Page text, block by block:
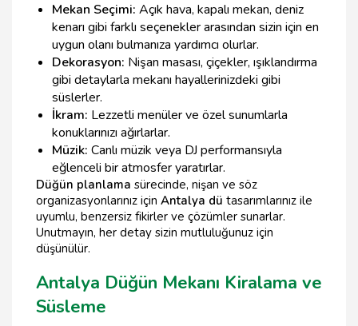
Mekan Seçimi: Açık hava, kapalı mekan, deniz
kenarı gibi farklı seçenekler arasından sizin için en
uygun olanı bulmanıza yardımcı olurlar.
Dekorasyon: Nişan masası, çiçekler, ışıklandırma
gibi detaylarla mekanı hayallerinizdeki gibi
süslerler.
İkram: Lezzetli menüler ve özel sunumlarla
konuklarınızı ağırlarlar.
Müzik: Canlı müzik veya DJ performansıyla
eğlenceli bir atmosfer yaratırlar.
Düğün planlama sürecinde, nişan ve söz
organizasyonlarınız için Antalya dü tasarımlarınız ile
uyumlu, benzersiz fikirler ve çözümler sunarlar.
Unutmayın, her detay sizin mutluluğunuz için
düşünülür.
Antalya Düğün Mekanı Kiralama ve
Süsleme